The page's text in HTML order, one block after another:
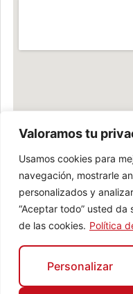
Valoramos tu
Usamos cookies para
navegación, mostrarle
personalizados y
“Aceptar todo” usted da
de las cookies. Política
Personalizar